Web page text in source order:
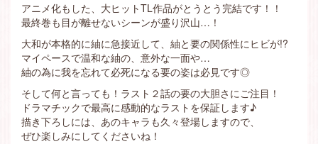
アニメ化もした、大ヒットTL作品がとうとう完結です！！
最終巻も目が離せないシーンが盛り沢山…！
大和が本格的に紬に急接近して、紬と要の関係性にヒビが!?
マイペースで温和な紬の、意外な一面や…
紬の為に我を忘れて必死になる要の姿は必見です◎
そして何と言っても！ラスト２話の要の大胆さにご注目！
ドラマチックで最高に感動的なラストを保証します♪
描き下ろしには、あのキャラも久々登場しますので、
ぜひ楽しみにしてくださいね！